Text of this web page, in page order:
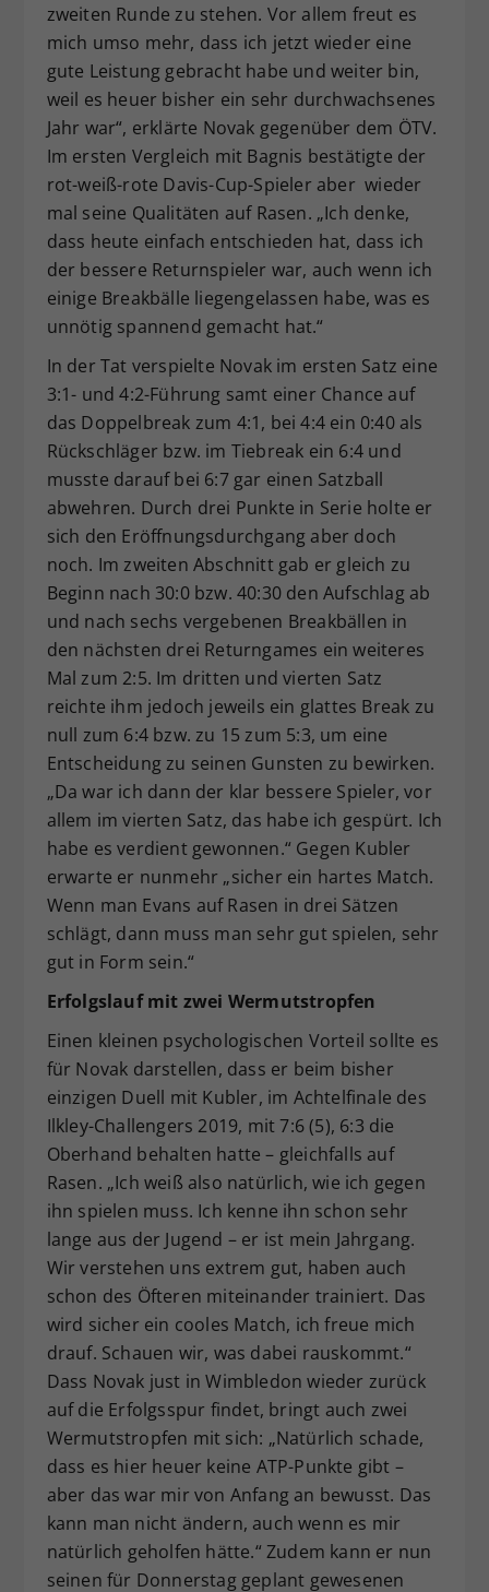
zweiten Runde zu stehen. Vor allem freut es
mich umso mehr, dass ich jetzt wieder eine
gute Leistung gebracht habe und weiter bin,
weil es heuer bisher ein sehr durchwachsenes
Jahr war“, erklärte Novak gegenüber dem ÖTV.
Im ersten Vergleich mit Bagnis bestätigte der
rot-weiß-rote Davis-Cup-Spieler aber wieder
mal seine Qualitäten auf Rasen. „Ich denke,
dass heute einfach entschieden hat, dass ich
der bessere Returnspieler war, auch wenn ich
einige Breakbälle liegengelassen habe, was es
unnötig spannend gemacht hat.“
In der Tat verspielte Novak im ersten Satz eine
3:1- und 4:2-Führung samt einer Chance auf
das Doppelbreak zum 4:1, bei 4:4 ein 0:40 als
Rückschläger bzw. im Tiebreak ein 6:4 und
musste darauf bei 6:7 gar einen Satzball
abwehren. Durch drei Punkte in Serie holte er
sich den Eröffnungsdurchgang aber doch
noch. Im zweiten Abschnitt gab er gleich zu
Beginn nach 30:0 bzw. 40:30 den Aufschlag ab
und nach sechs vergebenen Breakbällen in
den nächsten drei Returngames ein weiteres
Mal zum 2:5. Im dritten und vierten Satz
reichte ihm jedoch jeweils ein glattes Break zu
null zum 6:4 bzw. zu 15 zum 5:3, um eine
Entscheidung zu seinen Gunsten zu bewirken.
„Da war ich dann der klar bessere Spieler, vor
allem im vierten Satz, das habe ich gespürt. Ich
habe es verdient gewonnen.“ Gegen Kubler
erwarte er nunmehr „sicher ein hartes Match.
Wenn man Evans auf Rasen in drei Sätzen
schlägt, dann muss man sehr gut spielen, sehr
gut in Form sein.“
Erfolgslauf mit zwei Wermutstropfen
Einen kleinen psychologischen Vorteil sollte es
für Novak darstellen, dass er beim bisher
einzigen Duell mit Kubler, im Achtelfinale des
Ilkley-Challengers 2019, mit 7:6 (5), 6:3 die
Oberhand behalten hatte – gleichfalls auf
Rasen. „Ich weiß also natürlich, wie ich gegen
ihn spielen muss. Ich kenne ihn schon sehr
lange aus der Jugend – er ist mein Jahrgang.
Wir verstehen uns extrem gut, haben auch
schon des Öfteren miteinander trainiert. Das
wird sicher ein cooles Match, ich freue mich
drauf. Schauen wir, was dabei rauskommt.“
Dass Novak just in Wimbledon wieder zurück
auf die Erfolgsspur findet, bringt auch zwei
Wermutstropfen mit sich: „Natürlich schade,
dass es hier heuer keine ATP-Punkte gibt –
aber das war mir von Anfang an bewusst. Das
kann man nicht ändern, auch wenn es mir
natürlich geholfen hätte.“ Zudem kann er nun
seinen für Donnerstag geplant gewesenen